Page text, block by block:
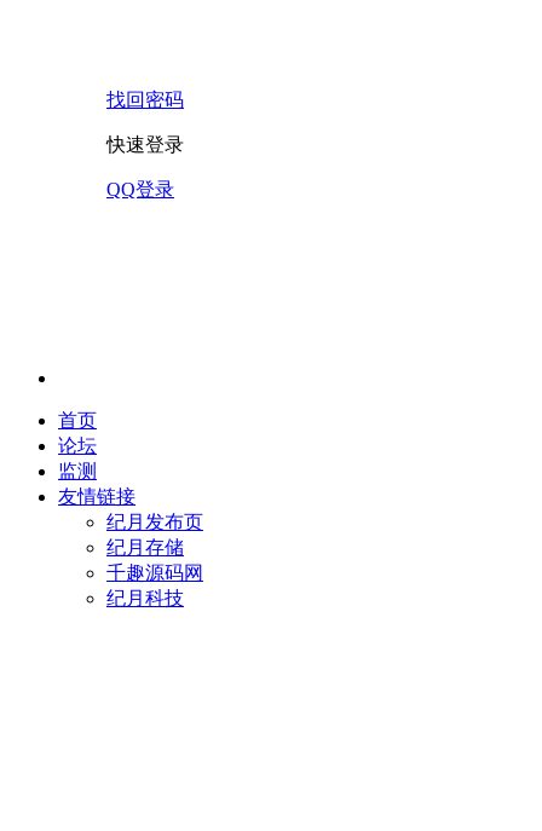
找回密码
快速登录
QQ登录
首页
论坛
监测
友情链接
纪月发布页
纪月存储
千趣源码网
纪月科技